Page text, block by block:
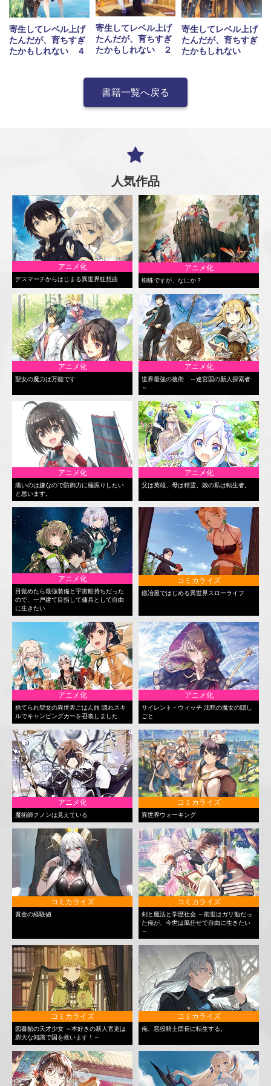
寄生してレベル上げ
たんだが、育ちすぎ
たかもしれない ４
寄生してレベル上げ
たんだが、育ちすぎ
たかもしれない ２
寄生してレベル上げ
たんだが、育ちすぎ
たかもしれない
書籍一覧へ戻る
人気作品
アニメ化
デスマーチからはじまる異世界狂想曲
アニメ化
蜘蛛ですが、なにか？
アニメ化
聖女の魔力は万能です
アニメ化
世界最強の後衛 ～迷宮国の新人探索者
～
アニメ化
痛いのは嫌なので防御力に極振りしたい
と思います。
アニメ化
父は英雄、母は精霊、娘の私は転生者。
アニメ化
目覚めたら最強装備と宇宙船持ちだった
ので、一戸建て目指して傭兵として自由
に生きたい
コミカライズ
鍛冶屋ではじめる異世界スローライフ
アニメ化
捨てられ聖女の異世界ごはん旅 隠れスキ
ルでキャンピングカーを召喚しました
アニメ化
サイレント・ウィッチ 沈黙の魔女の隠し
ごと
アニメ化
魔術師クノンは見えている
コミカライズ
異世界ウォーキング
コミカライズ
黄金の経験値
コミカライズ
剣と魔法と学歴社会 ～前世はガリ勉だっ
た俺が、今世は風任せで自由に生きたい
～
コミカライズ
図書館の天才少女 ～本好きの新人官吏は
膨大な知識で国を救います！～
コミカライズ
俺、悪役騎士団長に転生する。